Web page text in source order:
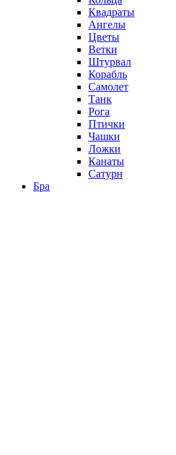
Квадраты
Ангелы
Цветы
Ветки
Штурвал
Корабль
Самолет
Танк
Рога
Птички
Чашки
Ложки
Канаты
Сатурн
Бра